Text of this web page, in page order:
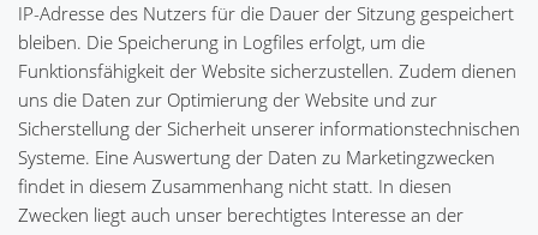
IP-Adresse des Nutzers für die Dauer der Sitzung gespeichert
bleiben. Die Speicherung in Logfiles erfolgt, um die
Funktionsfähigkeit der Website sicherzustellen. Zudem dienen
uns die Daten zur Optimierung der Website und zur
Sicherstellung der Sicherheit unserer informationstechnischen
Systeme. Eine Auswertung der Daten zu Marketingzwecken
findet in diesem Zusammenhang nicht statt. In diesen
Zwecken liegt auch unser berechtigtes Interesse an der